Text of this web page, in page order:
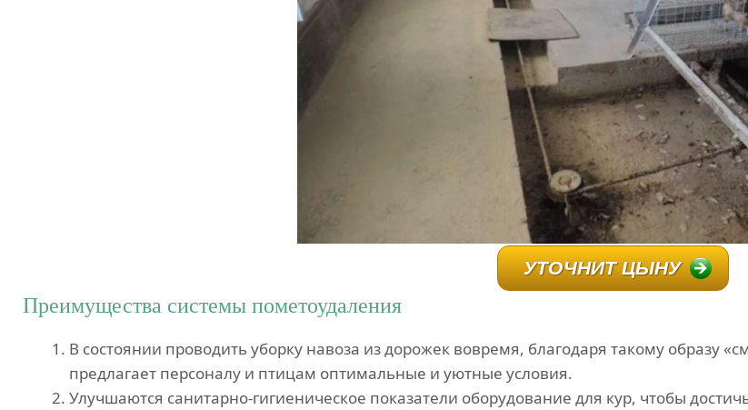
УТОЧНИТ ЦЫНУ
Преимущества системы пометоудаления
В состоянии проводить уборку навоза из дорожек вовремя, благодаря такому образу
предлагает персоналу и птицам оптимальные и уютные условия.
Улучшаются санитарно-гигиеническое показатели оборудование для кур, чтобы